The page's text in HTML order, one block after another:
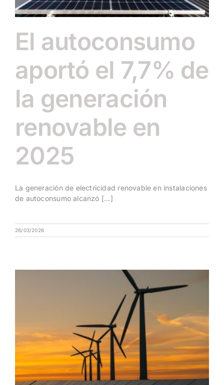
El autoconsumo
aportó el 7,7% de
la generación
renovable en
2025
La generación de electricidad renovable en instalaciones
de autoconsumo alcanzó [...]
26/03/2026